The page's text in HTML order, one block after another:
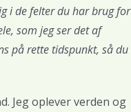
i de felter du har brug for
som jeg ser det af
på rette tidspunkt, så du
Jeg oplever verden og